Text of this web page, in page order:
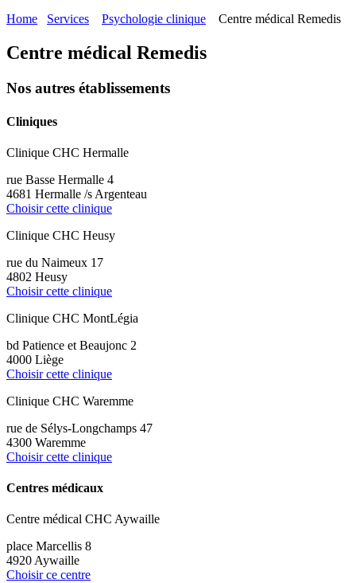
Home
Services Psychologie clinique Centre médical Remedis
Centre médical Remedis
Nos autres établissements
Cliniques
Clinique CHC Hermalle
rue Basse Hermalle 4
4681 Hermalle /s Argenteau
Choisir cette clinique
Clinique CHC Heusy
rue du Naimeux 17
4802 Heusy
Choisir cette clinique
Clinique CHC MontLégia
bd Patience et Beaujonc 2
4000 Liège
Choisir cette clinique
Clinique CHC Waremme
rue de Sélys-Longchamps 47
4300 Waremme
Choisir cette clinique
Centres médicaux
Centre médical CHC Aywaille
place Marcellis 8
4920 Aywaille
Choisir ce centre